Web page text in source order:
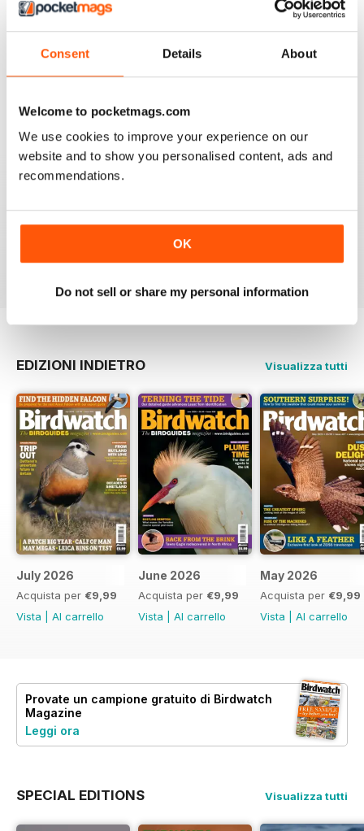
Consent Details About
Welcome to pocketmags.com
We use cookies to improve your experience on our
website and to show you personalised content, ads and
recommendations.
OK
Do not sell or share my personal information
be having. The content & additional videos are worth it
alone however, downloading & reopening the
magazine on my ipad2 has been a problem... It has
froze & failed to download on two separate occasions.
An email to pocketmag quickly resolved the issue. A
future 5star set up im sure once these minor issues
This is a great magazine and a must for any bird fan
Recensito 23 novembre 2012
EDIZIONI INDIETRO Visualizza tutti
July 2026
Acquista per €9,99
Vista
Al carrello
June 2026
Acquista per €9,99
Vista
Al carrello
May 2026
Acquista per €9,99
Vista
Al carrello
Provate un campione gratuito di Birdwatch
Magazine
Leggi ora
SPECIAL EDITIONS Visualizza tutti